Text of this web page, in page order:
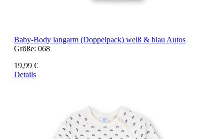
Baby-Body langarm (Doppelpack) weiß & blau Autos
Größe: 068
19,99 €
Details